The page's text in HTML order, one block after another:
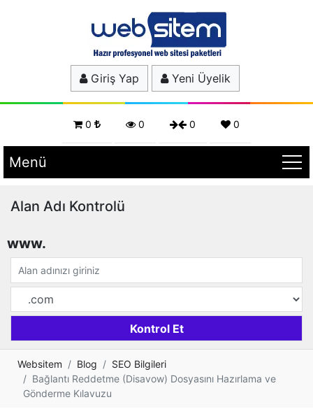
Giriş Yap Yeni Üyelik
0 0 0 0
Menü
Alan Adı Kontrolü
www.
Websitem Blog
SEO Bilgileri
Bağlantı Reddetme (Disavow) Dosyasını Hazırlama ve
Gönderme Kılavuzu